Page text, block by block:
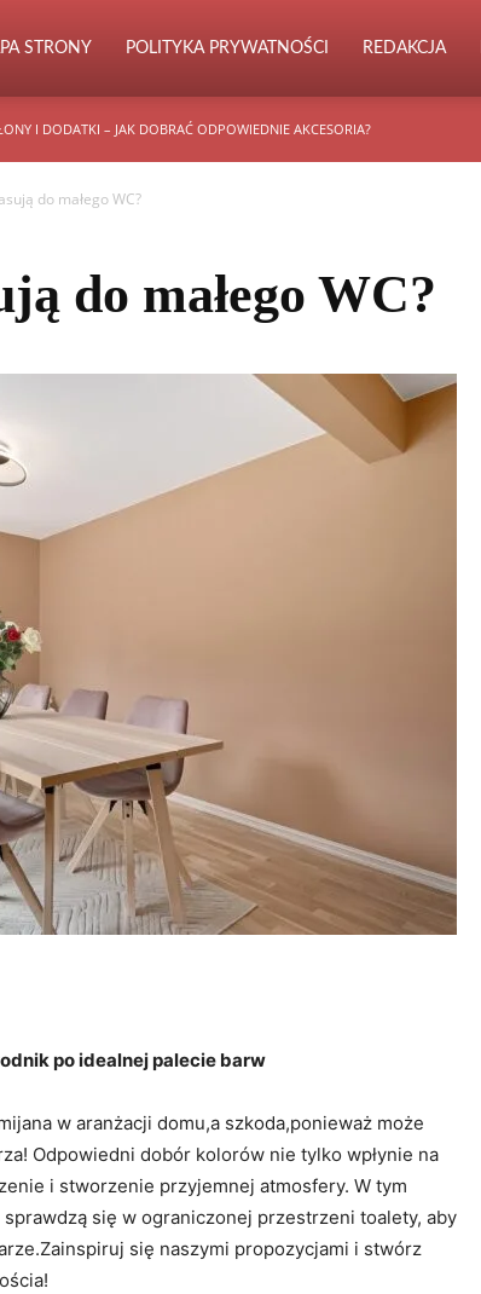
STRONY POLITYKA PRYWATNOŚCI REDAKCJA
I DODATKI – JAK DOBRAĆ ODPOWIEDNIE AKCESORIA?
do małego WC?
do małego WC?
‌po idealnej palecie​ barw
w aranżacji domu,a szkoda,ponieważ ‍może
Odpowiedni dobór kolorów nie tylko wpłynie⁤ na
i stworzenie⁢ przyjemnej atmosfery. W tym
się ⁣w ograniczonej przestrzeni toalety, aby⁤
się naszymi propozycjami i ⁢stwórz